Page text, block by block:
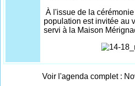
À l'issue de la
population est invitée au
servi à la Maison
Voir l'agenda complet :